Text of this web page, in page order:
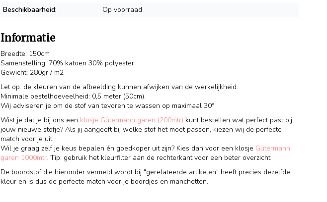
Beschikbaarheid:
Op voorraad
Informatie
Breedte: 150cm
Samenstelling: 70% katoen 30% polyester
Gewicht: 280gr / m2
Let op: de kleuren van de afbeelding kunnen afwijken van de werkelijkheid.
Minimale bestelhoeveelheid: 0,5 meter (50cm).
Wij adviseren je om de stof van tevoren te wassen op maximaal 30°
Wist je dat je bij ons een klosje Gütermann garen (200mtr) kunt bestellen wat perfect past bij
jouw nieuwe stofje? Als jij aangeeft bij welke stof het moet passen, kiezen wij de perfecte
match voor je uit.
Wil je graag zelf je keus bepalen én goedkoper uit zijn? Kies dan voor een klosje Gütermann
garen 1000mtr. Tip: gebruik het kleurfilter aan de rechterkant voor een beter overzicht
De boordstof die hieronder vermeld wordt bij "gerelateerde artikelen" heeft precies dezelfde
kleur en is dus de perfecte match voor je boordjes en manchetten.